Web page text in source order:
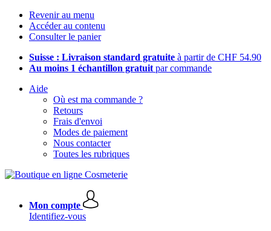
Revenir au menu
Accéder au contenu
Consulter le panier
Suisse : Livraison standard gratuite à partir de CHF 54.90
Au moins 1 échantillon gratuit par commande
Aide
Où est ma commande ?
Retours
Frais d'envoi
Modes de paiement
Nous contacter
Toutes les rubriques
Mon compte
Identifiez-vous